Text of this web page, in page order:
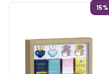
15